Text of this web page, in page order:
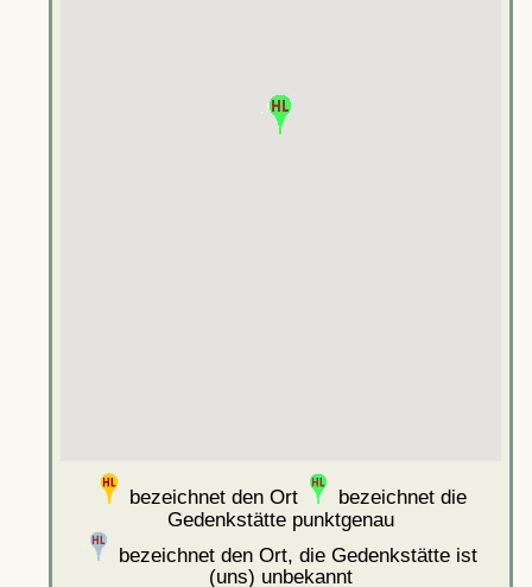
bezeichnet den Ort
bezeichnet die
Gedenkstätte punktgenau
bezeichnet den Ort, die Gedenkstätte ist
(uns) unbekannt